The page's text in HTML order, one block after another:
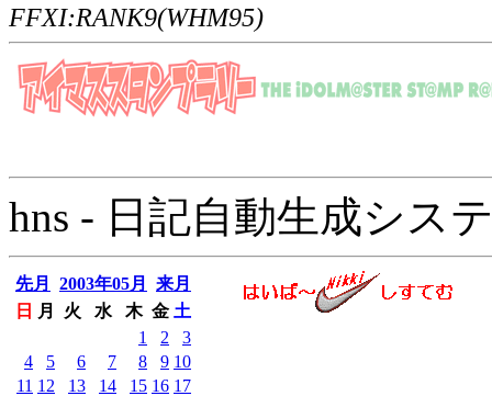
FFXI:RANK9(WHM95)
hns - 日記自動生成シス
先月 2003年05月
来月
日
月 火 水 木 金 土
1
2
3
4
5 6 7 8 9 10
11 12 13 14 15 16 17